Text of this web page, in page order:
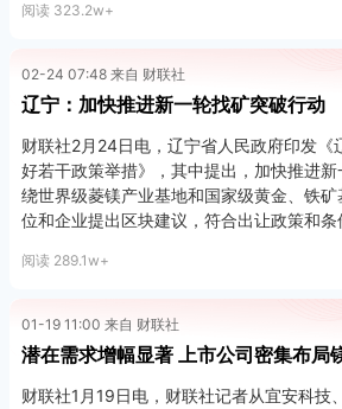
阅读 323.2w+
02-24 07:48 来自 财联社
辽宁：加快推进新一轮找矿突破行动
财联社2月24日电，辽宁省人民政府印发《
好若干政策举措》，其中提出，加快推进
绕世界级菱镁产业基地和国家级黄金、铁
位和企业提出区块建议，符合出让政策和
阅读 289.1w+
01-19 11:00 来自 财联社
潜在需求增幅显著 上市公司密集布局
财联社1月19日电，财联社记者从宜安科技